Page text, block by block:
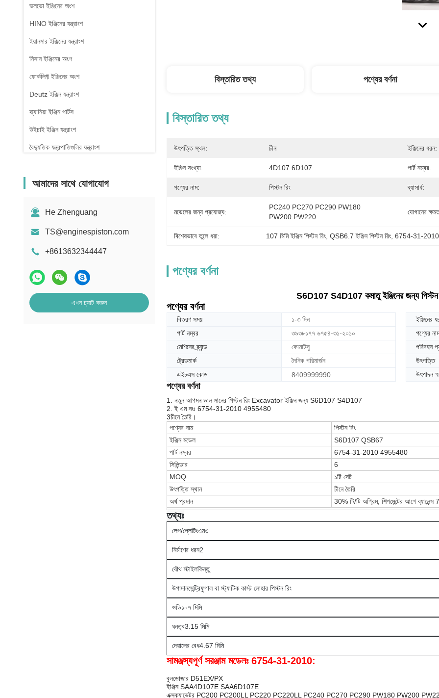
ভলভো ইঞ্জিনের অংশ
HINO ইঞ্জিনের যন্ত্রাংশ
ইয়ানমার ইঞ্জিনের যন্ত্রাংশ
নিসান ইঞ্জিনের অংশ
ফোর্কলিফ্ট ইঞ্জিনের অংশ
Deutz ইঞ্জিন যন্ত্রাংশ
স্ক্যানিয়া ইঞ্জিন পার্টস
উইচাই ইঞ্জিন যন্ত্রাংশ
বৈদ্যুতিক যন্ত্রপাতিগুলির যন্ত্রাংশ
আমাদের সাথে যোগাযোগ
He Zhenguang
TS@enginespiston.com
+8613632344447
এখন চ্যাট করুন
বিস্তারিত তথ্য পণ্যের বর্ণনা
বিস্তারিত তথ্য
উৎপত্তি স্থল: চীন ইঞ্জিনের ধরন:
ইঞ্জিন সংখ্যা: 4D107 6D107 পার্ট নম্বর:
পণ্যের নাম: পিস্টন রিং ব্যাসার্ধ:
মডেলের জন্য প্রযোজ্য:
PC240 PC270 PC290 PW180
PW200 PW220
যোগানের
বিশেষভাবে তুলে ধরা: 107 মিমি ইঞ্জিন পিস্টন রিং , QSB6.7 ইঞ্জিন পিস্টন রিং , 6754-31-2010
পণ্যের বর্ণনা
S6D107 S4D107 কমাতু ইঞ্জিনের জন্য
পণ্যের বর্ণনা
বিতরণ সময় ১-৩ দিন ইঞ্জিনের
পার্ট নম্বর
৩৯৩৮১৭৭ ৬৭৫৪-৩১-২০১০ পণ্যের নাম
মেশিনের ব্র্যান্ড
কোমাটসু পরিবহন
ট্রেডমার্ক
দৈনিক পরিমার্জন উৎপত্তি
এইচএস কোড
8409999990 উৎপাদন
পণ্যের বর্ণনা
1. নতুন আগমন ভাল মানের পিস্টন রিং Excavator ইঞ্জিন জন্য S6D107 S4D107
2. ই এম নংঃ 6754-31-2010 4955480
3চীনে তৈরি।
পণ্যের নাম
পিস্টন রিং
ইঞ্জিন মডেল
S6D107 QSB67
পার্ট নম্বর
6754-31-2010 4955480
সিলিন্ডার
6
MOQ
১টি সেট
উৎপত্তি স্থান
চীনে তৈরি
অর্থ প্রদান
30% টি/টি অগ্রিম, শিপমেন্টের আগে ব্যালেন্স
তথ্যঃ
লেপ/প্লেটিংএমও
নির্মাণের ধরন2
যৌথ স্টাইলকিন্তু
উপাদানসেন্ট্রিফুগাল বা স্ট্যাটিক কাস্ট লোহার পিস্টন রিং
ওডি১০৭ মিমি
ঘনত্ব3.15 মিমি
দেয়ালের বেধ4.67 মিমি
সামঞ্জস্যপূর্ণ সরঞ্জাম মডেলঃ 6754-31-2010:
বুলডোজার D51EX/PX
ইঞ্জিন SAA4D107E SAA6D107E
এক্সক্যাভেটর PC200 PC200LL PC220 PC220LL PC240 PC270 PC290 PW180 PW200